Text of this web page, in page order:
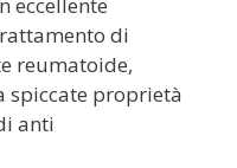
di
reumatoide,
spiccate proprietà
anti